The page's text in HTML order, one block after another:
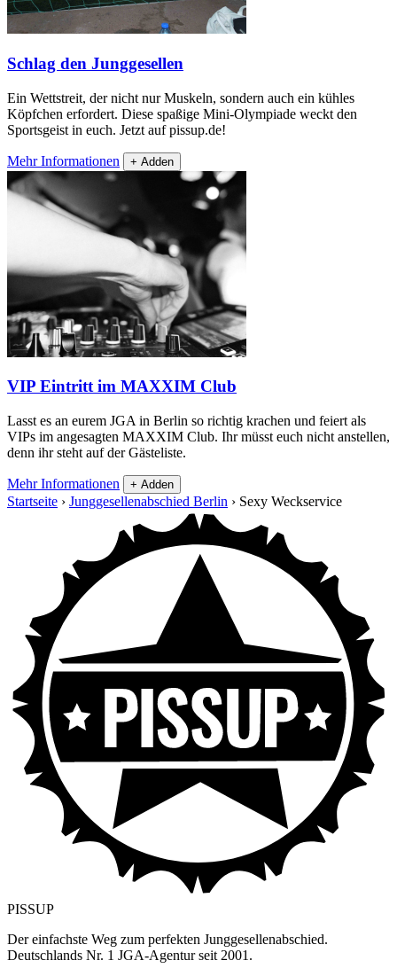
Schlag den Junggesellen
Ein Wettstreit, der nicht nur Muskeln, sondern auch ein kühles
Köpfchen erfordert. Diese spaßige Mini-Olympiade weckt den
Sportsgeist in euch. Jetzt auf pissup.de!
Mehr Informationen + Adden
VIP Eintritt im MAXXIM Club
Lasst es an eurem JGA in Berlin so richtig krachen und feiert als
VIPs im angesagten MAXXIM Club. Ihr müsst euch nicht anstellen,
denn ihr steht auf der Gästeliste.
Mehr Informationen + Adden
Startseite › Junggesellenabschied Berlin › Sexy Weckservice
PISSUP
Der einfachste Weg zum perfekten Junggesellenabschied.
Deutschlands Nr. 1 JGA-Agentur seit 2001.